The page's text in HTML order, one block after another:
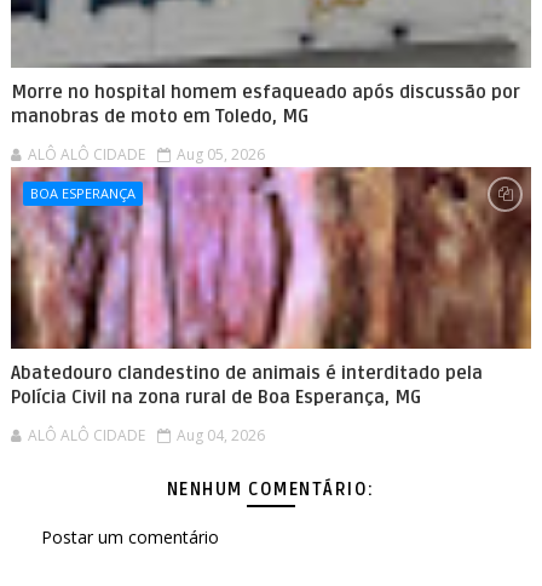
Morre no hospital homem esfaqueado após discussão por
manobras de moto em Toledo, MG
ALÔ ALÔ CIDADE Aug 05, 2026
BOA ESPERANÇA
Abatedouro clandestino de animais é interditado pela
Polícia Civil na zona rural de Boa Esperança, MG
ALÔ ALÔ CIDADE Aug 04, 2026
NENHUM COMENTÁRIO:
Postar um comentário